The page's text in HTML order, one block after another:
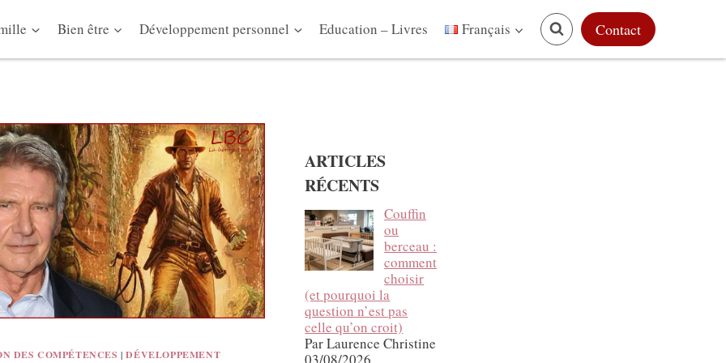
Bien être Développement personnel Education – Livres Français Contact
DES COMPÉTENCES |DÉVELOPPEMENT
ARTICLES
RÉCENTS
Couffin
ou
berceau :
comment
choisir
(et pourquoi la
question n’est pas
celle qu’on croit)
Par Laurence Christine